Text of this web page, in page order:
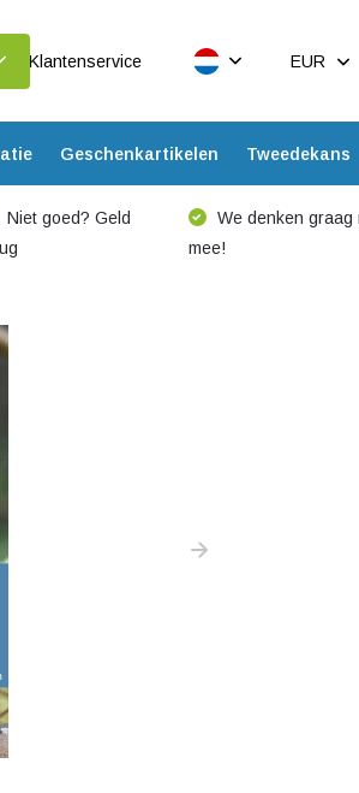
Klantenservice EUR
Geschenkartikelen Tweedekans
Niet goed? Geld
We denken graag
mee!